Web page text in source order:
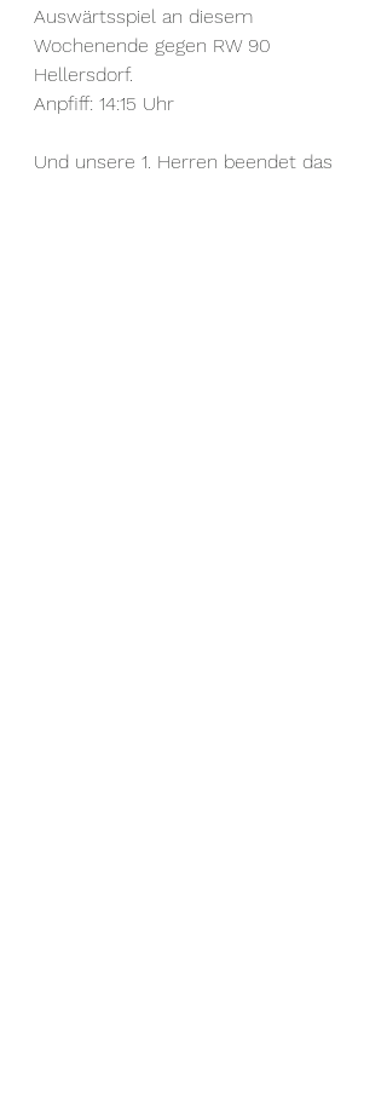
Auswärtsspiel an diesem
Wochenende gegen RW 90
Hellersdorf.
Anpfiff: 14:15 Uhr
Und unsere 1. Herren beendet das